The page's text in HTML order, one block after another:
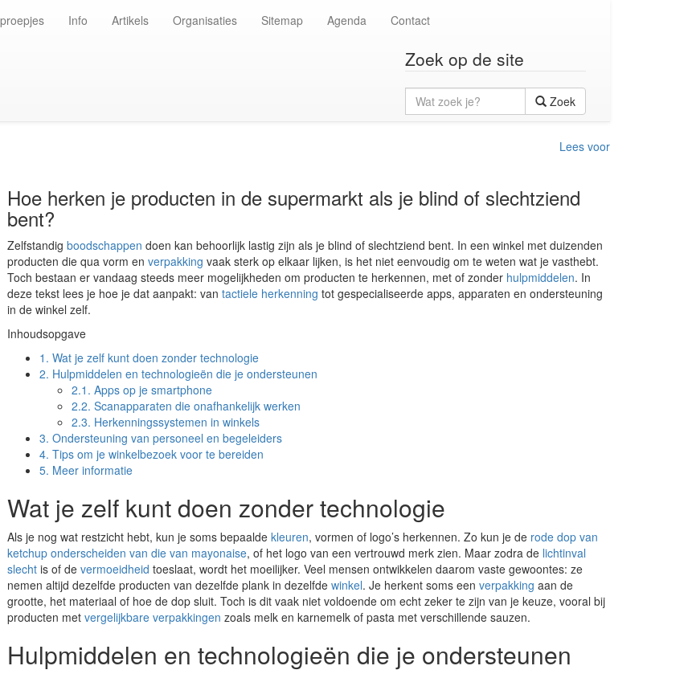
Info Artikels Organisaties Sitemap Agenda Contact
Zoek op de site
Wat
zoek
je?
Zoek
Lees voor
Hoe herken je producten in de supermarkt als je blind of slechtziend
bent?
Zelfstandig boodschappen doen kan behoorlijk lastig zijn als je blind of slechtziend bent. In een winkel met duizenden
producten die qua vorm en verpakking vaak sterk op elkaar lijken, is het niet eenvoudig om te weten wat je vasthebt.
Toch bestaan er vandaag steeds meer mogelijkheden om producten te herkennen, met of zonder hulpmiddelen. In
deze tekst lees je hoe je dat aanpakt: van tactiele herkenning tot gespecialiseerde apps, apparaten en ondersteuning
in de winkel zelf.
Inhoudsopgave
1. Wat je zelf kunt doen zonder technologie
2. Hulpmiddelen en technologieën die je ondersteunen
2.1. Apps op je smartphone
2.2. Scanapparaten die onafhankelijk werken
2.3. Herkenningssystemen in winkels
3. Ondersteuning van personeel en begeleiders
4. Tips om je winkelbezoek voor te bereiden
5. Meer informatie
Wat je zelf kunt doen zonder technologie
Als je nog wat restzicht hebt, kun je soms bepaalde kleuren, vormen of logo’s herkennen. Zo kun je de rode dop van
ketchup onderscheiden van die van mayonaise, of het logo van een vertrouwd merk zien. Maar zodra de lichtinval
slecht is of de vermoeidheid toeslaat, wordt het moeilijker. Veel mensen ontwikkelen daarom vaste gewoontes: ze
nemen altijd dezelfde producten van dezelfde plank in dezelfde winkel. Je herkent soms een verpakking aan de
grootte, het materiaal of hoe de dop sluit. Toch is dit vaak niet voldoende om echt zeker te zijn van je keuze, vooral bij
producten met vergelijkbare verpakkingen zoals melk en karnemelk of pasta met verschillende sauzen.
Hulpmiddelen en technologieën die je ondersteunen